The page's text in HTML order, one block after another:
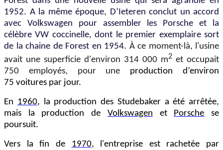
1952. A la même époque, D’Ieteren conclut un accord
avec Volkswagen pour assembler les Porsche et la
célèbre VW coccinelle, dont le premier exemplaire sort
de la chaine de Forest en 1954. À ce moment-là, l'usine
avait une superficie d'environ 314 000 m2 et occupait
750 employés, pour une production d’environ
75 voitures par jour.
En 1960, la production des Studebaker a été arrêtée,
mais la production de Volkswagen et Porsche se
poursuit.
Vers la fin de 1970, l'entreprise est rachetée par